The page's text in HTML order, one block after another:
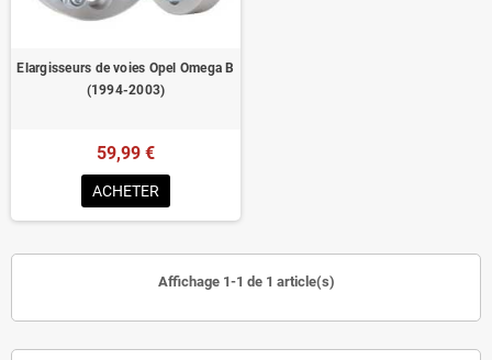
Elargisseurs de voies Opel Omega B
(1994-2003)
59,99 €
ACHETER
Affichage 1-1 de 1 article(s)